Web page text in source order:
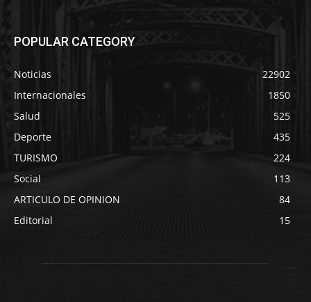
POPULAR CATEGORY
Noticias
22902
Internacionales
1850
Salud
525
Deporte
435
TURISMO
224
Social
113
ARTICULO DE OPINION
84
Editorial
15